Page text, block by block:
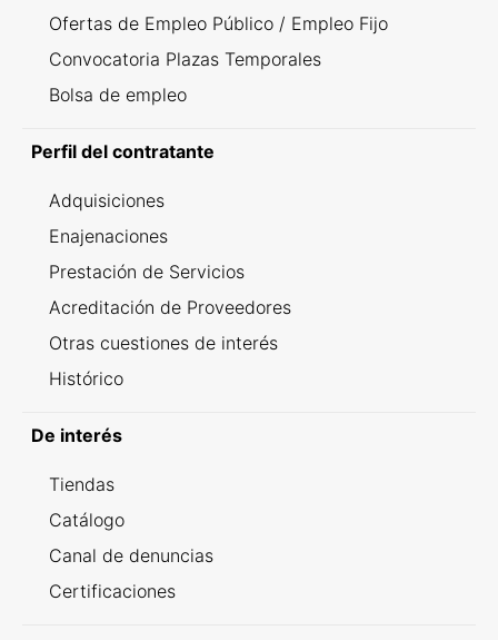
Ofertas de Empleo Público / Empleo Fijo
Convocatoria Plazas Temporales
Bolsa de empleo
Perfil del contratante
Adquisiciones
Enajenaciones
Prestación de Servicios
Acreditación de Proveedores
Otras cuestiones de interés
Histórico
De interés
Tiendas
Catálogo
Canal de denuncias
Certificaciones